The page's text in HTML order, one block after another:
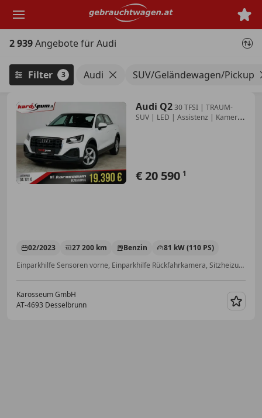
Hauptinhalt
2 939Angebote für Audi
Filter 3 Audi SUV/Geländewagen/Pickup
Audi Q230 TFSI | TRAUM-
SUV | LED | Assistenz | Kamera
€ 20 590 1
02/2023 27 200 km Benzin
81 kW (110 PS)
Einparkhilfe Sensoren vorne, Einparkhilfe Rückfahrkamera, Sitzheizung, Getönte Scheiben, 2-Zonen-Klimaautomatik, Elektrische Heckklappe, Partikelfilter, Android Auto
Karosseum GmbH
AT-4693 Desselbrunn